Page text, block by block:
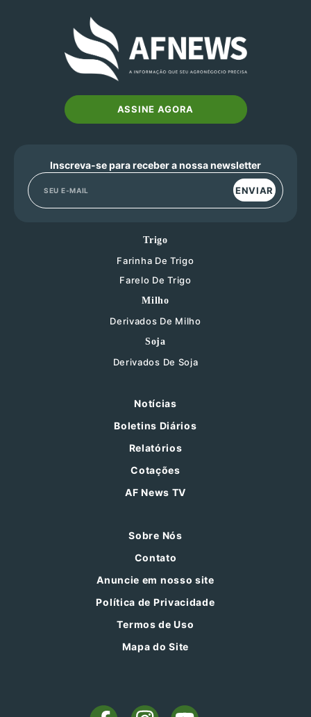
ASSINE AGORA
Inscreva-se para receber a nossa newsletter
ENVIAR
Trigo
Farinha De Trigo
Farelo De Trigo
Milho
Derivados De Milho
Soja
Derivados De Soja
Notícias
Boletins Diários
Relatórios
Cotações
AF News TV
Sobre Nós
Contato
Anuncie em nosso site
Política de Privacidade
Termos de Uso
Mapa do Site